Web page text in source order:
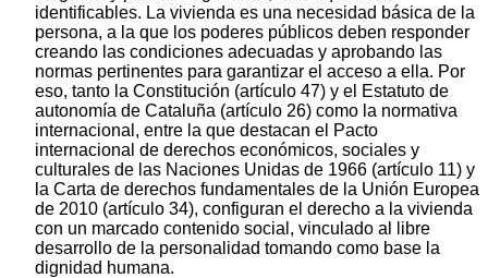
identificables. La vivienda es una necesidad básica de la
persona, a la que los poderes públicos deben responder
creando las condiciones adecuadas y aprobando las
normas pertinentes para garantizar el acceso a ella. Por
eso, tanto la Constitución (artículo 47) y el Estatuto de
autonomía de Cataluña (artículo 26) como la normativa
internacional, entre la que destacan el Pacto
internacional de derechos económicos, sociales y
culturales de las Naciones Unidas de 1966 (artículo 11) y
la Carta de derechos fundamentales de la Unión Europea
de 2010 (artículo 34), configuran el derecho a la vivienda
con un marcado contenido social, vinculado al libre
desarrollo de la personalidad tomando como base la
dignidad humana.